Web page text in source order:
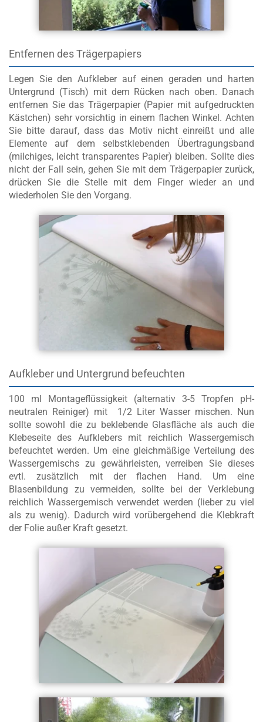
Entfernen des Trägerpapiers
Legen Sie den Aufkleber auf einen geraden und harten
Untergrund (Tisch) mit dem Rücken nach oben. Danach
entfernen Sie das Trägerpapier (Papier mit aufgedruckten
Kästchen) sehr vorsichtig in einem flachen Winkel. Achten
Sie bitte darauf, dass das Motiv nicht einreißt und alle
Elemente auf dem selbstklebenden Übertragungsband
(milchiges, leicht transparentes Papier) bleiben. Sollte dies
nicht der Fall sein, gehen Sie mit dem Trägerpapier zurück,
drücken Sie die Stelle mit dem Finger wieder an und
wiederholen Sie den Vorgang.
Aufkleber und Untergrund befeuchten
100 ml Montageflüssigkeit (alternativ 3-5 Tropfen pH-
neutralen Reiniger) mit 1/2 Liter Wasser mischen. Nun
sollte sowohl die zu beklebende Glasfläche als auch die
Klebeseite des Aufklebers mit reichlich Wassergemisch
befeuchtet werden. Um eine gleichmäßige Verteilung des
Wassergemischs zu gewährleisten, verreiben Sie dieses
evtl. zusätzlich mit der flachen Hand. Um eine
Blasenbildung zu vermeiden, sollte bei der Verklebung
reichlich Wassergemisch verwendet werden (lieber zu viel
als zu wenig). Dadurch wird vorübergehend die Klebkraft
der Folie außer Kraft gesetzt.